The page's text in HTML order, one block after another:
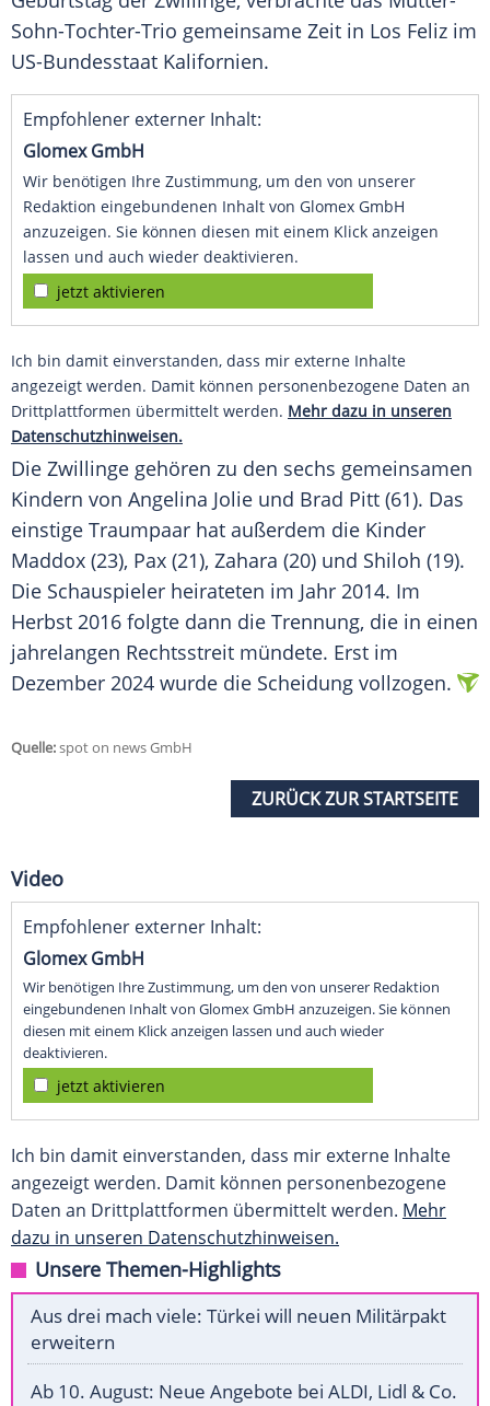
Sohn-Tochter-Trio gemeinsame Zeit in Los Feliz im
US-Bundesstaat Kalifornien.
Empfohlener externer Inhalt:
Glomex GmbH
Wir benötigen Ihre Zustimmung, um den von unserer
Redaktion eingebundenen Inhalt von Glomex GmbH
anzuzeigen. Sie können diesen mit einem Klick anzeigen
lassen und auch wieder deaktivieren.
jetzt aktivieren
Ich bin damit einverstanden, dass mir externe Inhalte
angezeigt werden. Damit können personenbezogene Daten an
Drittplattformen übermittelt werden. Mehr dazu in unseren
Datenschutzhinweisen.
Die Zwillinge gehören zu den sechs gemeinsamen
Kindern von Angelina Jolie und Brad Pitt (61). Das
einstige Traumpaar hat außerdem die Kinder
Maddox (23), Pax (21), Zahara (20) und Shiloh (19).
Die Schauspieler heirateten im Jahr 2014. Im
Herbst 2016 folgte dann die Trennung, die in einen
jahrelangen Rechtsstreit mündete. Erst im
Dezember 2024 wurde die Scheidung vollzogen.
Quelle:spot on news GmbH
ZURÜCK ZUR STARTSEITE
Video
Empfohlener externer Inhalt:
Glomex GmbH
Wir benötigen Ihre Zustimmung, um den von unserer Redaktion
eingebundenen Inhalt von Glomex GmbH anzuzeigen. Sie können
diesen mit einem Klick anzeigen lassen und auch wieder
deaktivieren.
jetzt aktivieren
Ich bin damit einverstanden, dass mir externe Inhalte
angezeigt werden. Damit können personenbezogene
Daten an Drittplattformen übermittelt werden. Mehr
dazu in unseren Datenschutzhinweisen.
Unsere Themen-Highlights
Aus drei mach viele: Türkei will neuen Militärpakt
erweitern
Ab 10. August: Neue Angebote bei ALDI, Lidl & Co.